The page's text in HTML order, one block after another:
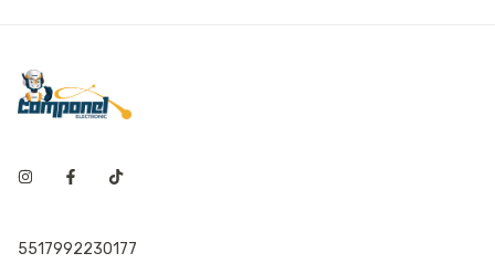
5517992230177